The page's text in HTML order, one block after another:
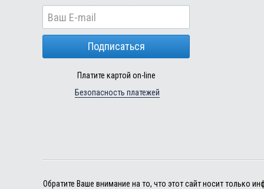
Подписаться
Платите картой on-line
Безопасность платежей
Обратите Ваше внимание на то, что этот сайт носит только